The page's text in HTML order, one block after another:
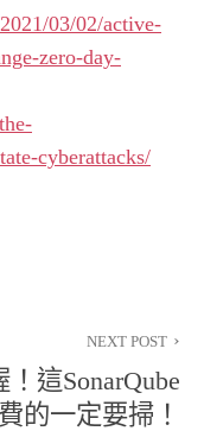
03/02/active-
zero-day-
cyberattacks/
NEXT POST
！這SonarQube
的一定要掃！